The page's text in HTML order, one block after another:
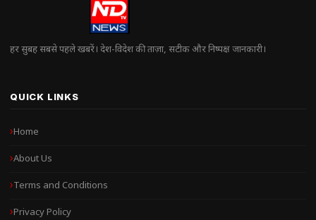
हर सुबह सबसे पहले खबरें। देश-विदेश की ताज़ा, सटीक और निष्पक्ष जानकारी।
QUICK LINKS
Home
About Us
Terms and Conditions
Privacy Policy